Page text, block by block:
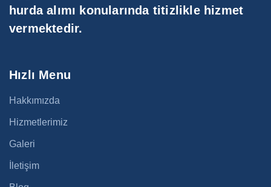
hurda alımı konularında titizlikle hizmet
vermektedir.
Hızlı Menu
Hakkımızda
Hizmetlerimiz
Galeri
İletişim